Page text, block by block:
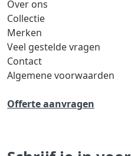
Over ons
Collectie
Merken
Veel gestelde vragen
Contact
Algemene voorwaarden
Offerte aanvragen